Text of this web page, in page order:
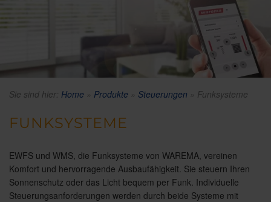
Sie sind hier: Home » Produkte » Steuerungen » Funksysteme
FUNKSYSTEME
EWFS und WMS, die Funksysteme von WAREMA, vereinen
Komfort und hervorragende Ausbaufähigkeit. Sie steuern Ihren
Sonnenschutz oder das Licht bequem per Funk. Individuelle
Steuerungsanforderungen werden durch beide Systeme mit